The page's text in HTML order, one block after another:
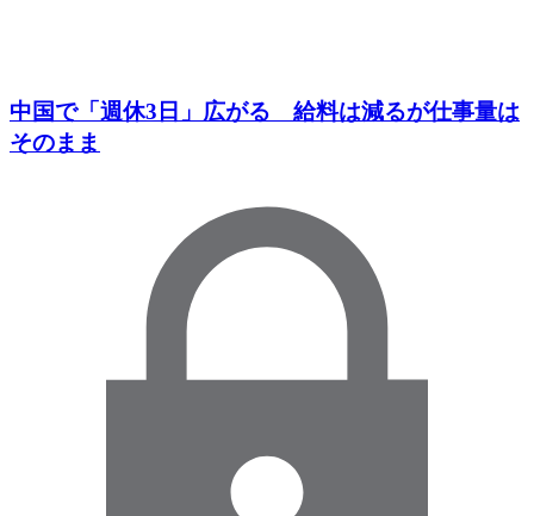
中国で「週休3日」広がる 給料は減るが仕事量は
そのまま